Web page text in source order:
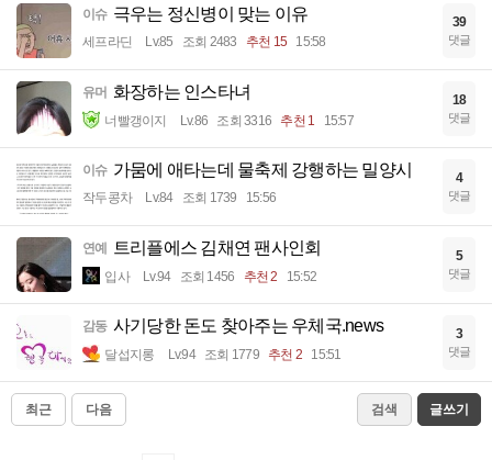
이슈 극우는 정신병이 맞는 이유
세프라딘 Lv.85 조회 2483 추천 15 15:58
39
댓글
유머 화장하는 인스타녀
너빨갱이지 Lv.86 조회 3316 추천 1 15:57
18
댓글
이슈 가뭄에 애타는데 물축제 강행하는 밀양시
작두콩차 Lv.84 조회 1739 15:56
4
댓글
연예 트리플에스 김채연 팬사인회
입사 Lv.94 조회 1456 추천 2 15:52
5
댓글
감동 사기당한 돈도 찾아주는 우체국.news
달섭지롱 Lv.94 조회 1779 추천 2 15:51
3
댓글
최근 다음 검색 글쓰기